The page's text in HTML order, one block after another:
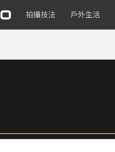
拍攝技法 戶外生活